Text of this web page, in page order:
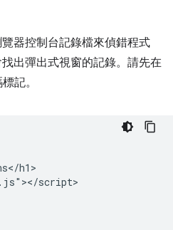
器控制台記錄檔來偵錯程式
出彈出式視窗的記錄。請先在
記。
h1>
script>